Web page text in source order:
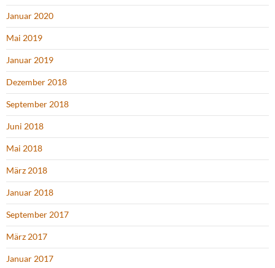
Januar 2020
Mai 2019
Januar 2019
Dezember 2018
September 2018
Juni 2018
Mai 2018
März 2018
Januar 2018
September 2017
März 2017
Januar 2017